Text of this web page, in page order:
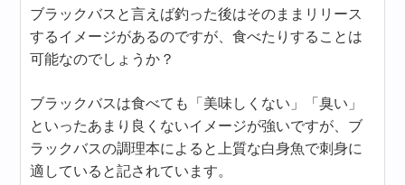
ブラックバスと言えば釣った後はそのままリリース
するイメージがあるのですが、食べたりすることは
可能なのでしょうか？
ブラックバスは食べても「美味しくない」「臭い」
といったあまり良くないイメージが強いですが、ブ
ラックバスの調理本によると上質な白身魚で刺身に
適していると記されています。